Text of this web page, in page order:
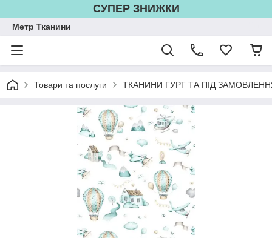
СУПЕР ЗНИЖКИ
Метр Тканини
Товари та послуги ТКАНИНИ ГУРТ ТА ПІД